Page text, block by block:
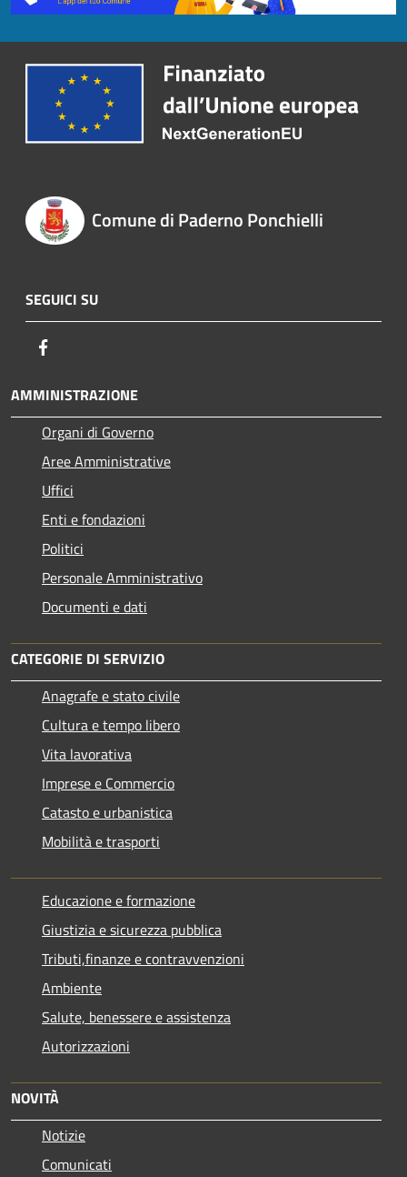
Comune di Paderno Ponchielli
SEGUICI SU
AMMINISTRAZIONE
Organi di Governo
Aree Amministrative
Uffici
Enti e fondazioni
Politici
Personale Amministrativo
Documenti e dati
CATEGORIE DI SERVIZIO
Anagrafe e stato civile
Cultura e tempo libero
Vita lavorativa
Imprese e Commercio
Catasto e urbanistica
Mobilità e trasporti
Educazione e formazione
Giustizia e sicurezza pubblica
Tributi,finanze e contravvenzioni
Ambiente
Salute, benessere e assistenza
Autorizzazioni
NOVITÀ
Notizie
Comunicati